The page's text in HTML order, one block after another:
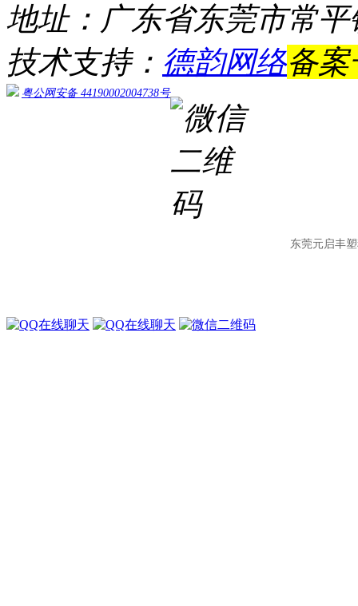
地址：广东省东莞市常
技术支持： 德韵网络备
粤公网安备 44190002004738号
东莞元启丰